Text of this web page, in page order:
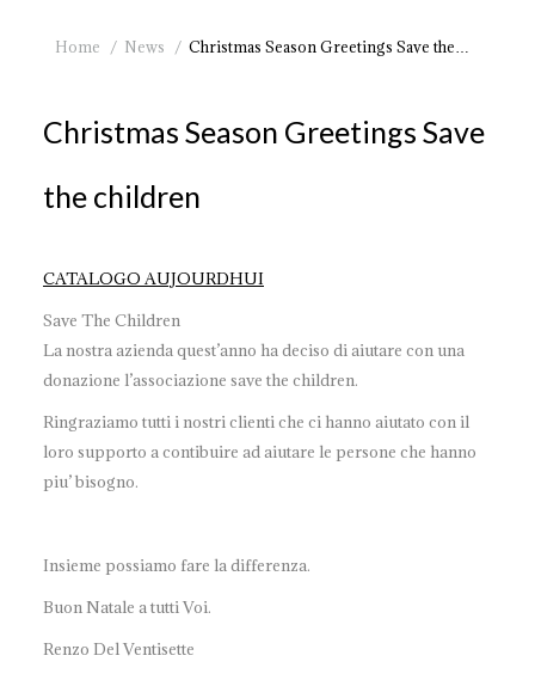
You are here:
Home News Christmas Season Greetings Save the…
Christmas Season Greetings Save
the children
CATALOGO AUJOURDHUI
Save The Children
La nostra azienda quest’anno ha deciso di aiutare con una
donazione l’associazione save the children.
Ringraziamo tutti i nostri clienti che ci hanno aiutato con il
loro supporto a contibuire ad aiutare le persone che hanno
piu’ bisogno.
Insieme possiamo fare la differenza.
Buon Natale a tutti Voi.
Renzo Del Ventisette